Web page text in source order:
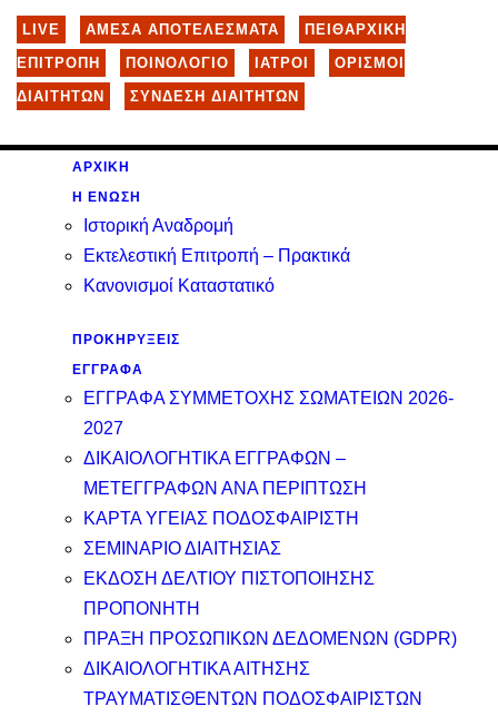
LIVE ΑΜΕΣΑ ΑΠΟΤΕΛΕΣΜΑΤΑ
ΠΕΙΘΑΡΧΙΚΗ
ΕΠΙΤΡΟΠΗ
ΠΟΙΝΟΛΟΓΙΟ ΙΑΤΡΟΙ
ΟΡΙΣΜΟΙ
ΔΙΑΙΤΗΤΩΝ
ΣΥΝΔΕΣΗ ΔΙΑΙΤΗΤΩΝ
ΑΡΧΙΚΗ
Η ΕΝΩΣΗ
Ιστορική Αναδρομή
Εκτελεστική Επιτροπή – Πρακτικά
Κανονισμοί Καταστατικό
ΠΡΟΚΗΡΥΞΕΙΣ
ΕΓΓΡΑΦΑ
ΕΓΓΡΑΦΑ ΣΥΜΜΕΤΟΧΗΣ ΣΩΜΑΤΕΙΩΝ 2026-
2027
ΔΙΚΑΙΟΛΟΓΗΤΙΚΑ ΕΓΓΡΑΦΩΝ –
ΜΕΤΕΓΓΡΑΦΩΝ ΑΝΑ ΠΕΡΙΠΤΩΣΗ
ΚΑΡΤΑ ΥΓΕΙΑΣ ΠΟΔΟΣΦΑΙΡΙΣΤΗ
ΣΕΜΙΝΑΡΙΟ ΔΙΑΙΤΗΣΙΑΣ
ΕΚΔΟΣΗ ΔΕΛΤΙΟΥ ΠΙΣΤΟΠΟΙΗΣΗΣ
ΠΡΟΠΟΝΗΤΗ
ΠΡΑΞΗ ΠΡΟΣΩΠΙΚΩΝ ΔΕΔΟΜΕΝΩΝ (GDPR)
ΔΙΚΑΙΟΛΟΓΗΤΙΚΑ ΑΙΤΗΣΗΣ
ΤΡΑΥΜΑΤΙΣΘΕΝΤΩΝ ΠΟΔΟΣΦΑΙΡΙΣΤΩΝ